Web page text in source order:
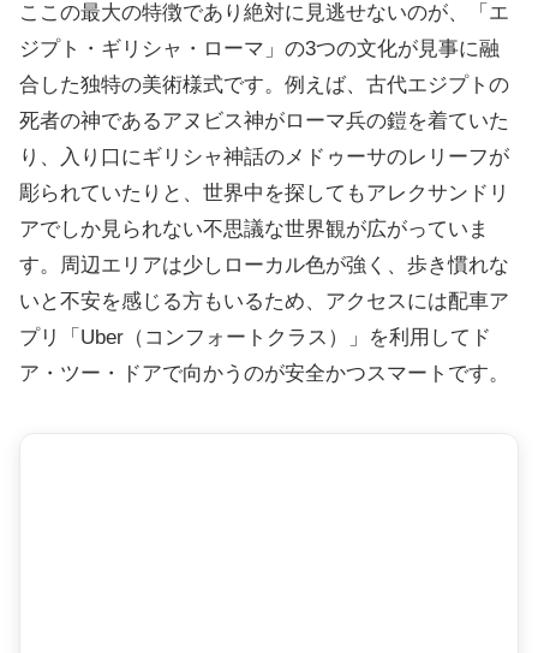
ここの最大の特徴であり絶対に見逃せないのが、「エ
ジプト・ギリシャ・ローマ」の3つの文化が見事に融
合した独特の美術様式です。例えば、古代エジプトの
死者の神であるアヌビス神がローマ兵の鎧を着ていた
り、入り口にギリシャ神話のメドゥーサのレリーフが
彫られていたりと、世界中を探してもアレクサンドリ
アでしか見られない不思議な世界観が広がっていま
す。周辺エリアは少しローカル色が強く、歩き慣れな
いと不安を感じる方もいるため、アクセスには配車ア
プリ「Uber（コンフォートクラス）」を利用してド
ア・ツー・ドアで向かうのが安全かつスマートです。